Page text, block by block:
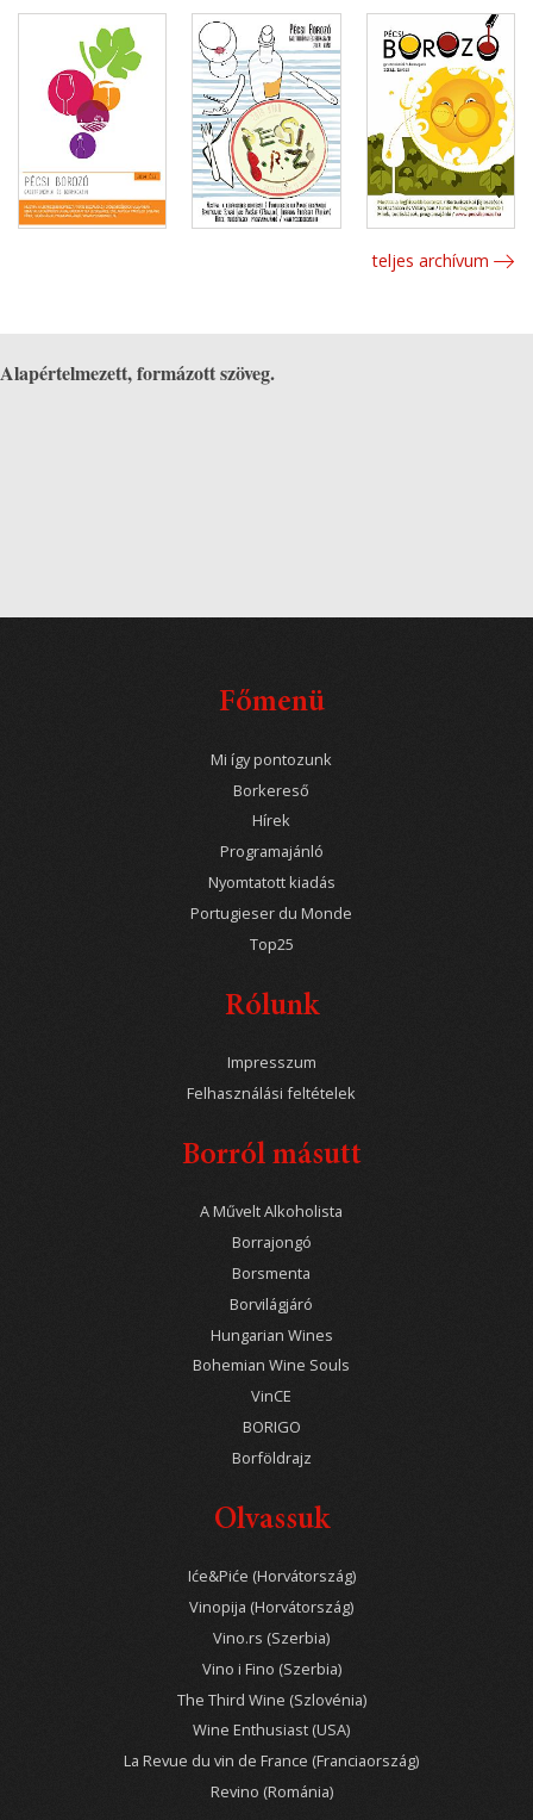
teljes archívum
Alapértelmezett, formázott szöveg.
Főmenü
Mi így pontozunk
Borkereső
Hírek
Programajánló
Nyomtatott kiadás
Portugieser du Monde
Top25
Rólunk
Impresszum
Felhasználási feltételek
Borról másutt
A Művelt Alkoholista
Borrajongó
Borsmenta
Borvilágjáró
Hungarian Wines
Bohemian Wine Souls
VinCE
BORIGO
Borföldrajz
Olvassuk
Iće&Piće (Horvátország)
Vinopija (Horvátország)
Vino.rs (Szerbia)
Vino i Fino (Szerbia)
The Third Wine (Szlovénia)
Wine Enthusiast (USA)
La Revue du vin de France (Franciaország)
Revino (Románia)